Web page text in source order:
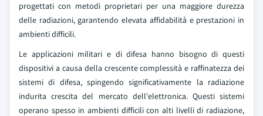
progettati con metodi proprietari per una maggiore durezza
delle radiazioni, garantendo elevata affidabilità e prestazioni in
ambienti difficili.
Le applicazioni militari e di difesa hanno bisogno di questi
dispositivi a causa della crescente complessità e raffinatezza dei
sistemi di difesa, spingendo significativamente la radiazione
indurita crescita del mercato dell'elettronica. Questi sistemi
operano spesso in ambienti difficili con alti livelli di radiazione,